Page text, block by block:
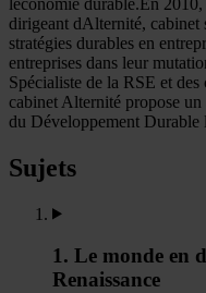
dirigeant dAlternité, cabinet
stratégies durables en
entreprises dans leur
Spécialiste de la RSE et
cabinet Alternité propose
du Développement Durable
Sujets
1. Le monde en
Renaissance